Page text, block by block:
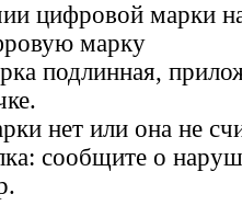
цифровой марки
марку
подлинная,
нет или она не
сообщите о